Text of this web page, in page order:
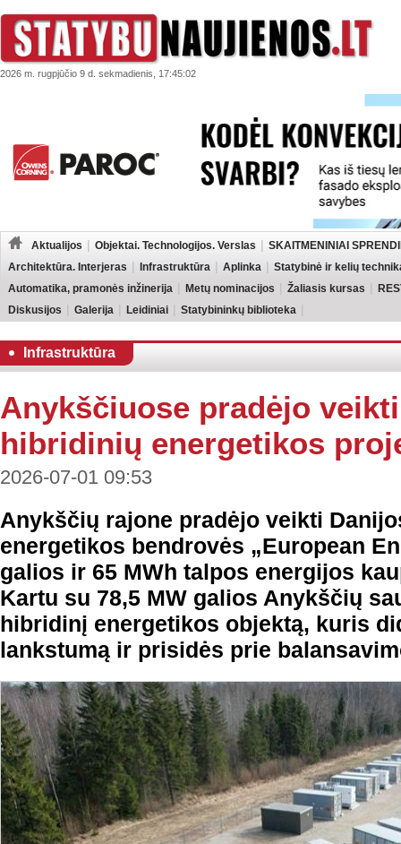
2026 m. rugpjūčio 9 d. sekmadienis, 17:45:02
Aktualijos Objektai. Technologijos. Verslas
SKAITMENINIAI
Architektūra. Interjeras
Infrastruktūra Aplinka
Statybinė ir kelių
Automatika, pramonės inžinerija
Metų nominacijos Žaliasis kursas
Diskusijos
Galerija Leidiniai Statybininkų biblioteka
Infrastruktūra
Anykščiuose pradėjo
hibridinių energetikos
2026-07-01 09:53
Anykščių rajone pradėjo veikti
energetikos bendrovės „European
galios ir 65 MWh talpos energijos
Kartu su 78,5 MW galios Anykščių
hibridinį energetikos objektą, kuris
lankstumą ir prisidės prie